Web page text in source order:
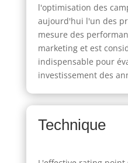
l'optimisation des
aujourd'hui l'un des
mesure des
marketing et est
indispensable pour
investissement des
Technique